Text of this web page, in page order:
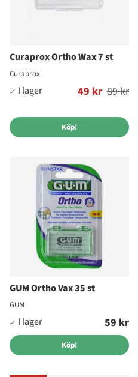
Curaprox Ortho Wax 7 st
Curaprox
49 kr
Ordinarie pris: 89 kr
Köp!
GUM Ortho Vax 35 st
GUM
59 kr
Köp!